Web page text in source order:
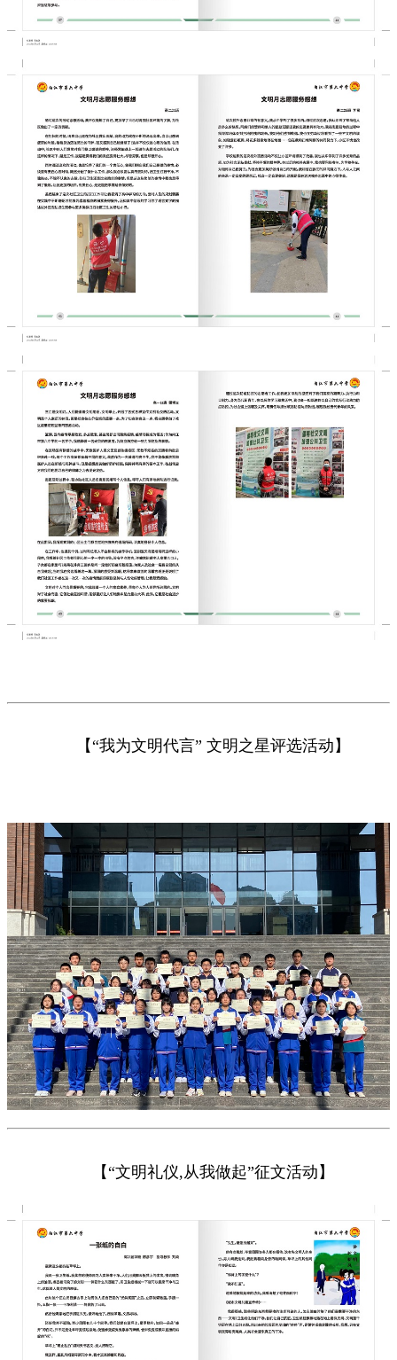
【“我为文明代言” 文明之星评选活动】
【“文明礼仪, 从我做起”征文活动】